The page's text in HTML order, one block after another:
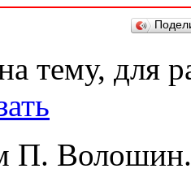
тему, для
П. Волошин.